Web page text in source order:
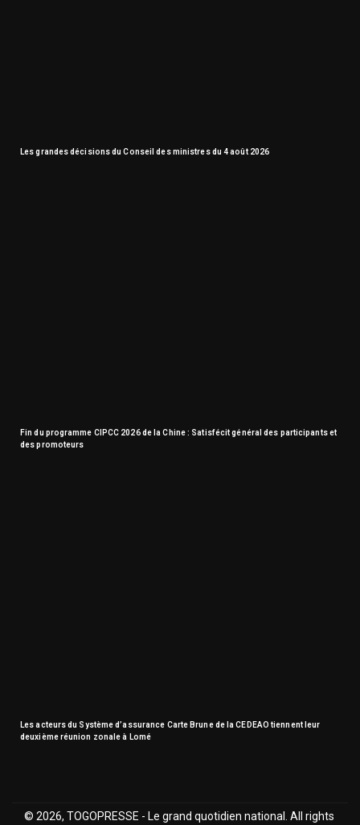
Les grandes décisions du Conseil des ministres du 4 août 2026
Fin du programme CIPCC 2026 de la Chine : Satisfécit général des participants et
des promoteurs
Les acteurs du Système d’assurance Carte Brune de la CEDEAO tiennent leur
deuxième réunion zonale à Lomé
© 2026, TOGOPRESSE - Le grand quotidien national. All rights